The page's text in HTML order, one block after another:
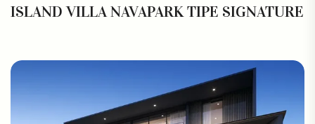
ISLAND VILLA NAVAPARK TIPE SIGNATURE